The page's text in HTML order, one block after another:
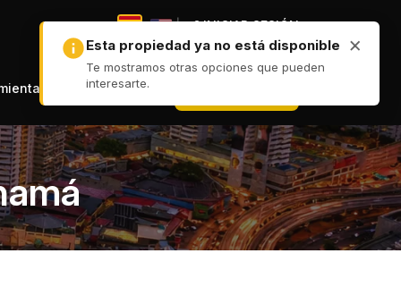
| INICIAR SESIÓN